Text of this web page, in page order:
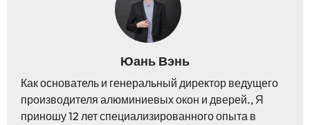
Юань Вэнь
Как основатель и генеральный директор ведущего
производителя алюминиевых окон и дверей., Я
приношу 12 лет специализированного опыта в